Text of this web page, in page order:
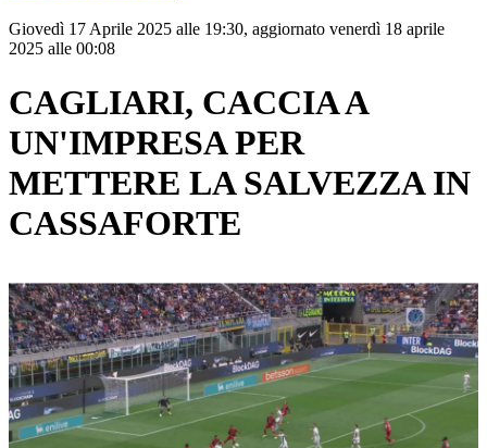
Giovedì 17 Aprile 2025 alle 19:30, aggiornato venerdì 18 aprile
2025 alle 00:08
CAGLIARI, CACCIA A
UN'IMPRESA PER
METTERE LA SALVEZZA IN
CASSAFORTE